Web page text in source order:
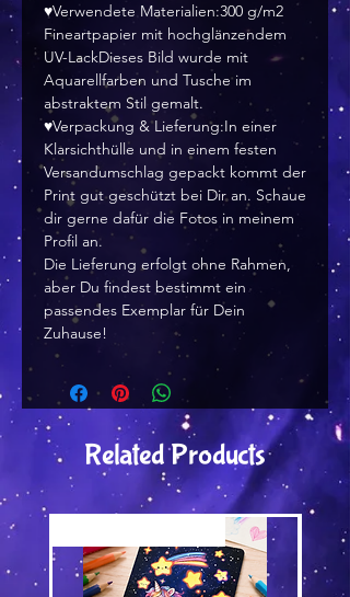
♥Verwendete Materialien:300 g/m2
Fineartpapier mit hochglänzendem
UV-LackDieses Bild wurde mit
Aquarellfarben und Tusche im
abstraktem Stil gemalt.
♥Verpackung & Lieferung:In einer
Klarsichthülle und in einem festen
Versandumschlag gepackt kommt der
Print gut geschützt bei Dir an. Schaue
dir gerne dafür die Fotos in meinem
Profil an.
Die Lieferung erfolgt ohne Rahmen,
aber Du findest bestimmt ein
passendes Exemplar für Dein
Zuhause!
Related Products